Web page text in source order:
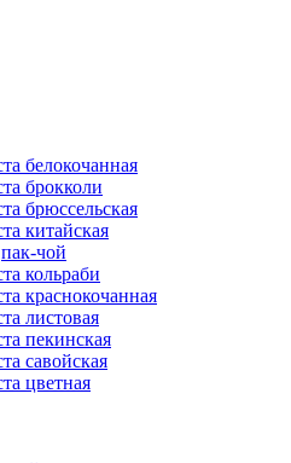
белокочанная
брокколи
брюссельская
китайская
пак-чой
кольраби
краснокочанная
листовая
пекинская
савойская
цветная